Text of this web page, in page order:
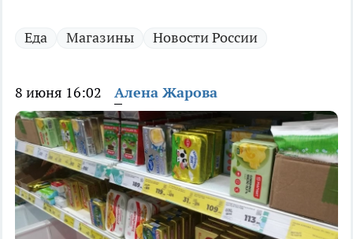
Еда Магазины Новости России
8 июня 16:02 Алена Жарова